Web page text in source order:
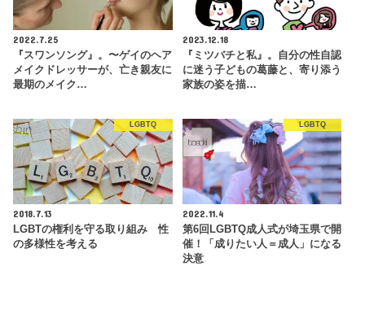
2022.7.25
『スワンソング』。〜ゲイのヘア
メイクドレッサーが、亡き親友に
最期のメイク…
2023.12.18
『ミツバチと私』。自分の性自認
に迷う子どもの葛藤と、寄り添う
家族の姿を描…
LGBTQ
2018.7.13
LGBTの権利を守る取り組み 性
の多様性を考える
LGBTQ
2022.11.4
第6回LGBTQ成人式が埼玉県で開
催！「成りたい人＝成人」になる
決意